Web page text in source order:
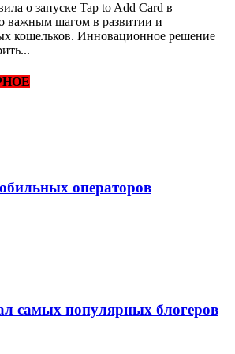
о запуске Tap to Add Card в
важным шагом в развитии и
кошельков. Инновационное решение
операторов
самых популярных блогеров